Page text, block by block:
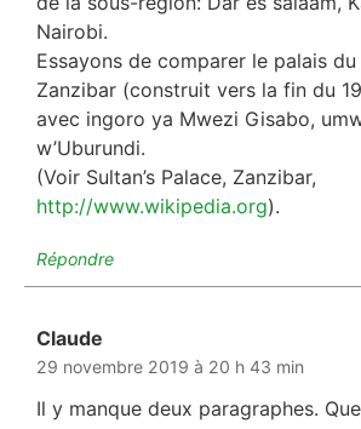
Nairobi.
Essayons de comparer le palais
Zanzibar (construit vers la fin du
avec ingoro ya Mwezi Gisabo,
w’Uburundi.
(Voir Sultan’s Palace, Zanzibar,
http://www.wikipedia.org).
Répondre
Claude
29 novembre 2019 à 20 h 43 min
Il y manque deux paragraphes.